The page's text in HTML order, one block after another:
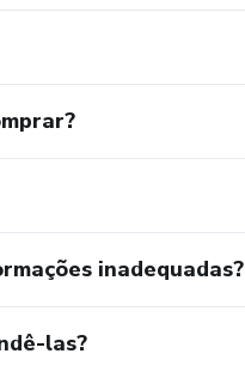
inadequadas?
las?